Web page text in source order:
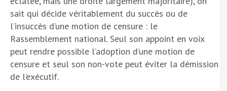
sait qui décide véritablement du succès ou de
l’insuccès d’une motion de censure : le
Rassemblement national. Seul son appoint en voix
peut rendre possible l’adoption d’une motion de
censure et seul son non-vote peut éviter la démission
de l’exécutif.